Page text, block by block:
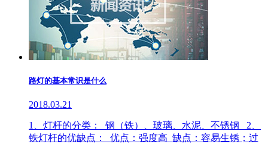
路灯的基本常识是什么
2018.03.21
1、灯杆的分类： 钢（铁）、玻璃、水泥、不锈钢 2、
铁灯杆的优缺点： 优点：强度高 缺点：容易生锈；过